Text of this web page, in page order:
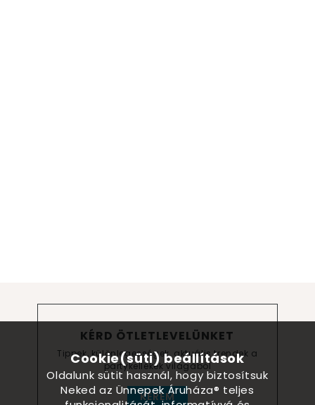
KÉRD ÖTLETLEVELÜNKET
Tippek, különlegességek, aktuális trendek a
partykellékek világából
KÉREM
Cookie(süti) beállítások
Oldalunk sütit használ, hogy biztosítsuk
Neked az Ünnepek Áruháza® teljes